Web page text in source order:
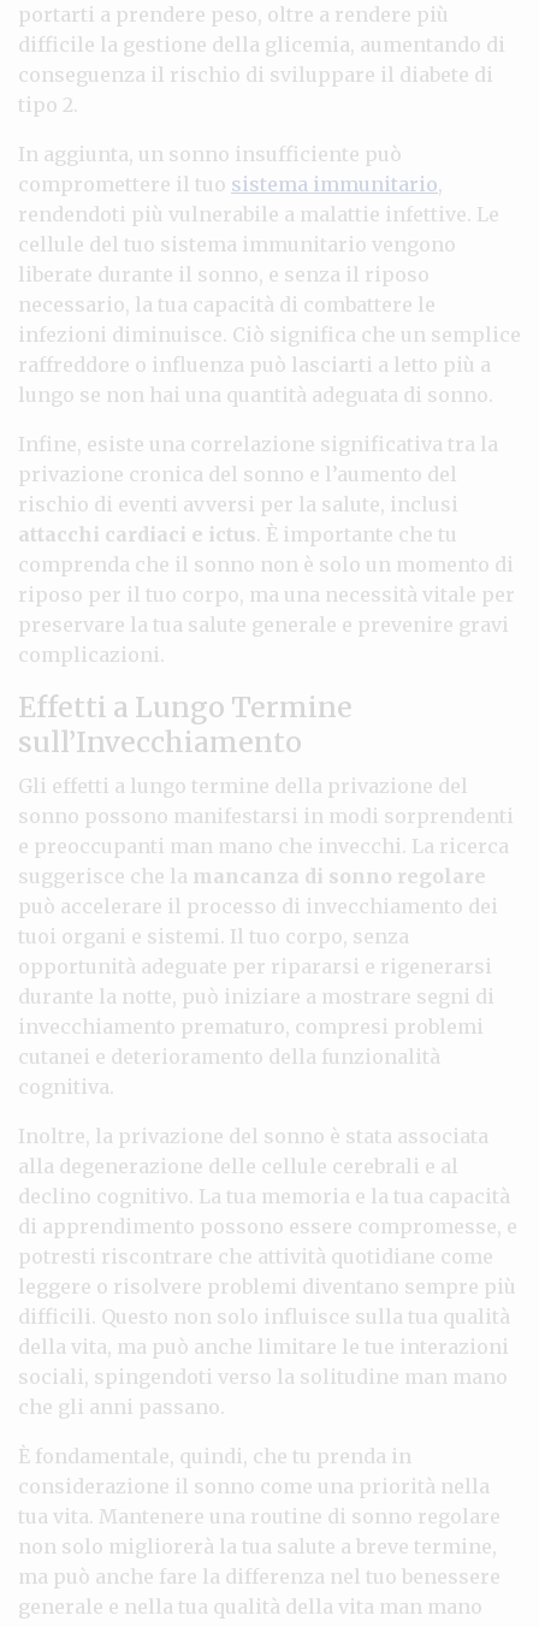
portarti a prendere peso, oltre a rendere più
difficile la gestione della glicemia, aumentando di
conseguenza il rischio di sviluppare il diabete di
tipo 2.
In aggiunta, un sonno insufficiente può
compromettere il tuo sistema immunitario,
rendendoti più vulnerabile a malattie infettive. Le
cellule del tuo sistema immunitario vengono
liberate durante il sonno, e senza il riposo
necessario, la tua capacità di combattere le
infezioni diminuisce. Ciò significa che un semplice
raffreddore o influenza può lasciarti a letto più a
lungo se non hai una quantità adeguata di sonno.
Infine, esiste una correlazione significativa tra la
privazione cronica del sonno e l’aumento del
rischio di eventi avversi per la salute, inclusi
attacchi cardiaci e ictus. È importante che tu
comprenda che il sonno non è solo un momento di
riposo per il tuo corpo, ma una necessità vitale per
preservare la tua salute generale e prevenire gravi
complicazioni.
Effetti a Lungo Termine
sull’Invecchiamento
Gli effetti a lungo termine della privazione del
sonno possono manifestarsi in modi sorprendenti
e preoccupanti man mano che invecchi. La ricerca
suggerisce che la mancanza di sonno regolare
può accelerare il processo di invecchiamento dei
tuoi organi e sistemi. Il tuo corpo, senza
opportunità adeguate per ripararsi e rigenerarsi
durante la notte, può iniziare a mostrare segni di
invecchiamento prematuro, compresi problemi
cutanei e deterioramento della funzionalità
cognitiva.
Inoltre, la privazione del sonno è stata associata
alla degenerazione delle cellule cerebrali e al
declino cognitivo. La tua memoria e la tua capacità
di apprendimento possono essere compromesse, e
potresti riscontrare che attività quotidiane come
leggere o risolvere problemi diventano sempre più
difficili. Questo non solo influisce sulla tua qualità
della vita, ma può anche limitare le tue interazioni
sociali, spingendoti verso la solitudine man mano
che gli anni passano.
È fondamentale, quindi, che tu prenda in
considerazione il sonno come una priorità nella
tua vita. Mantenere una routine di sonno regolare
non solo migliorerà la tua salute a breve termine,
ma può anche fare la differenza nel tuo benessere
generale e nella tua qualità della vita man mano